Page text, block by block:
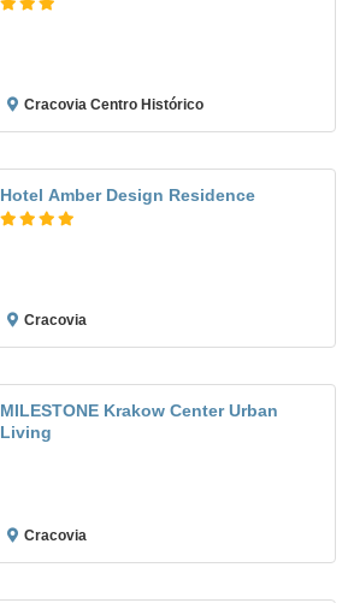
Cracovia Centro Histórico
Hotel Amber Design Residence
Cracovia
MILESTONE Krakow Center Urban
Living
Cracovia